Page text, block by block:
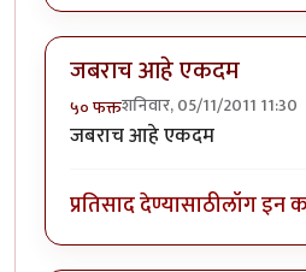
जबराच आहे एकदम
५० फक्तशनिवार, 05/11/2011 11:30
जबराच आहे एकदम
प्रतिसाद देण्यासाठीलॉग इन